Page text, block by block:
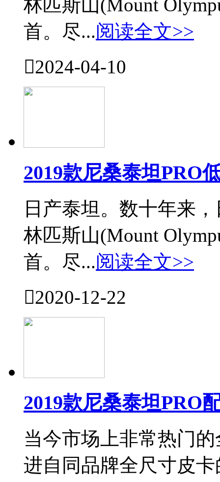
林匹斯山(Mount
首。尽...阅读全文>>
2024-04-10
2019款尼桑泰坦PRO
日产泰坦。数十年来
林匹斯山(Mount
首。尽...阅读全文>>
2020-12-22
2019款尼桑泰坦PRO
当今市场上非常热门
进自同品牌全尺寸皮